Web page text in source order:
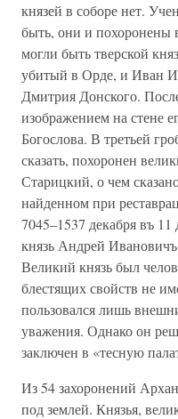
князей в соборе нет.
быть, они и похоронены
могли быть тверской
убитый в Орде, и Иван
Дмитрия Донского.
изображением на стене
Богослова. В третьей
сказать, похоронен
Старицкий, о чем
найденном при
7045–1537 декабря въ
князь Андрей
Великий князь был
блестящих свойств не
пользовался лишь
уважения. Однако он
заключен в «тесную
Из 54 захоронений
под землей. Князья,